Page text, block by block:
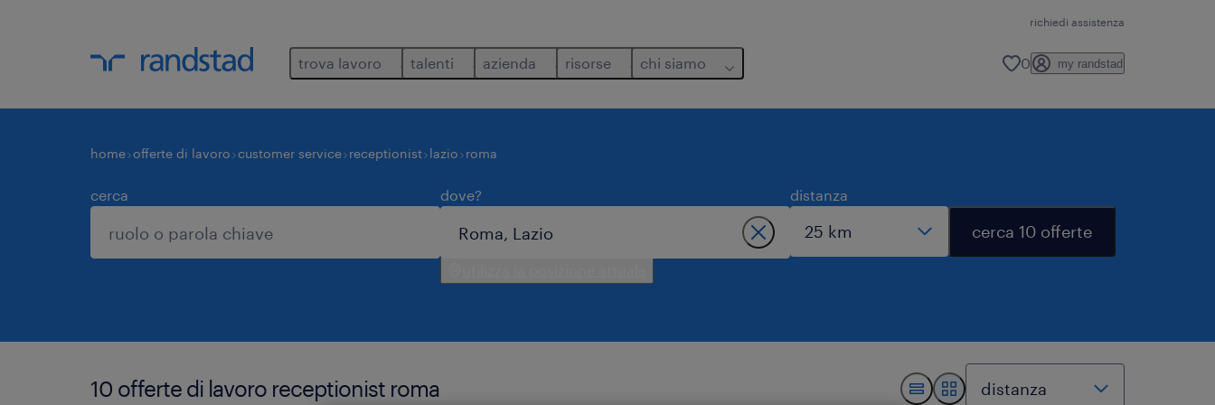
richiedi assistenza
trova lavoro talenti azienda risorse chi siamo 0 my randstad
home offerte di lavoro customer service receptionist lazio roma
cerca dove? distanza
cerca 10 offerte
10 offerte di lavoro receptionist roma